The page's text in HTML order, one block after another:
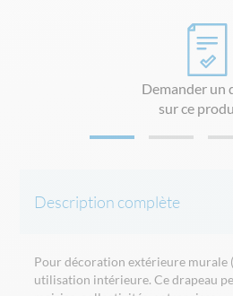
Demander un
sur ce
Description complète
Pour décoration extérieure murale
utilisation intérieure. Ce drapeau